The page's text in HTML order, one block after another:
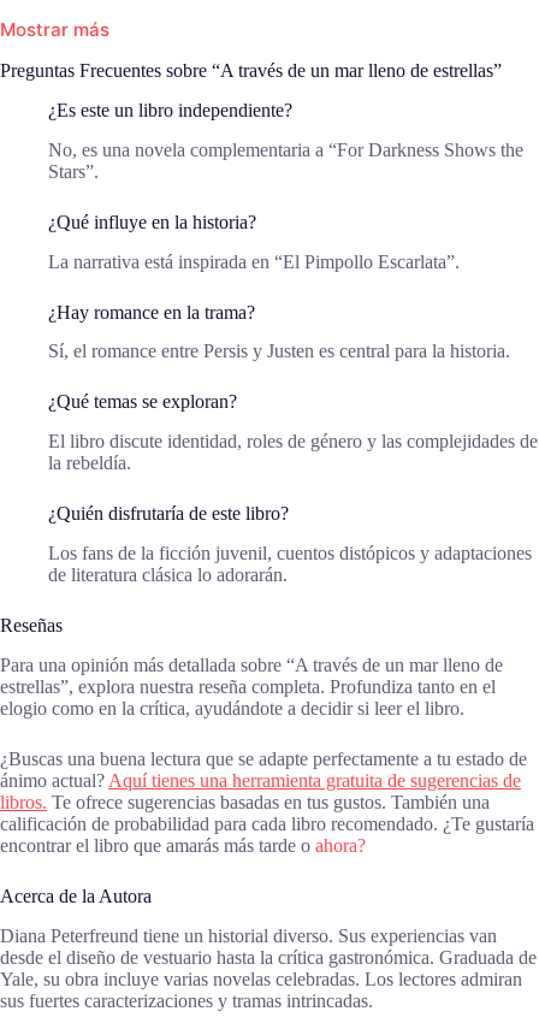
Mostrar más
Preguntas Frecuentes sobre “A través de un mar lleno de estrellas”
¿Es este un libro independiente?
No, es una novela complementaria a “For Darkness Shows the
Stars”.
¿Qué influye en la historia?
La narrativa está inspirada en “El Pimpollo Escarlata”.
¿Hay romance en la trama?
Sí, el romance entre Persis y Justen es central para la historia.
¿Qué temas se exploran?
El libro discute identidad, roles de género y las complejidades de
la rebeldía.
¿Quién disfrutaría de este libro?
Los fans de la ficción juvenil, cuentos distópicos y adaptaciones
de literatura clásica lo adorarán.
Reseñas
Para una opinión más detallada sobre “A través de un mar lleno de
estrellas”, explora nuestra reseña completa. Profundiza tanto en el
elogio como en la crítica, ayudándote a decidir si leer el libro.
¿Buscas una buena lectura que se adapte perfectamente a tu estado de
ánimo actual? Aquí tienes una herramienta gratuita de sugerencias de
libros. Te ofrece sugerencias basadas en tus gustos. También una
calificación de probabilidad para cada libro recomendado. ¿Te gustaría
encontrar el libro que amarás más tarde o ahora?
Acerca de la Autora
Diana Peterfreund tiene un historial diverso. Sus experiencias van
desde el diseño de vestuario hasta la crítica gastronómica. Graduada de
Yale, su obra incluye varias novelas celebradas. Los lectores admiran
sus fuertes caracterizaciones y tramas intrincadas.